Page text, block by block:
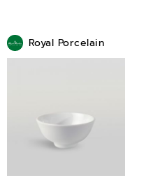
Royal Porcelain